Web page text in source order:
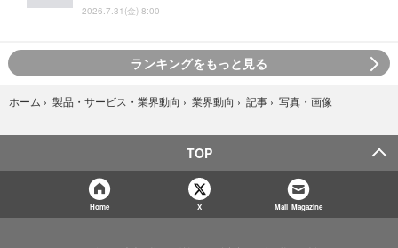
2026.7.31(金) 8:00
ランキングをもっと見る
ホーム › 製品・サービス・業界動向 › 業界動向 › 記事 › 写真・画像
TOP
Home X Mail Magazine